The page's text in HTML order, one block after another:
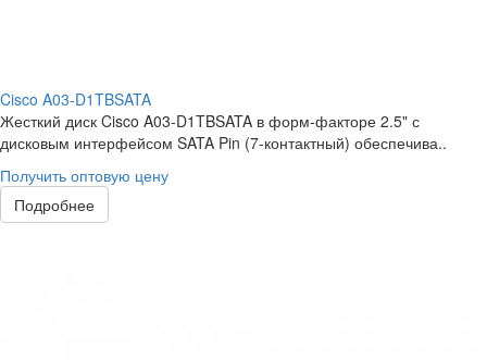
Cisco A03-D1TBSATA
Жесткий диск Cisco A03-D1TBSATA в форм-факторе 2.5" с
дисковым интерфейсом SATA Pin (7-контактный) обеспечива..
Получить оптовую цену
Подробнее